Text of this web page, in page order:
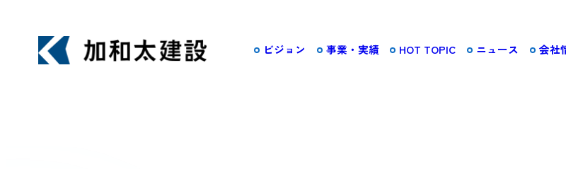
ビジョン 事業・実績 HOT TOPIC ニュース 会社